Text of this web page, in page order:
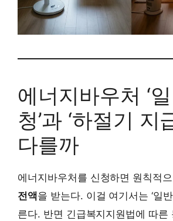
에너지바우처 ‘
청’과 ‘하절기 지
다를까
에너지바우처를 신청하면 원칙적
전액을 받는다. 이걸 여기서는 ‘일
른다. 반면 긴급복지지원법에 따른